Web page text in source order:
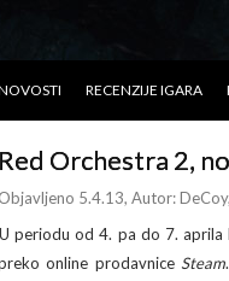
RECENZIJE IGARA
Red Orchestra 2,
Objavljeno 5.4.13, Autor:DeCoy
U periodu od 4. pa do 7. aprila
online prodavnice Steam